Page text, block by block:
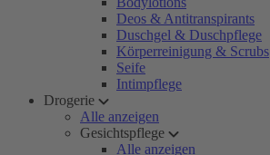
Deos & Antitranspirants
Duschgel & Duschpflege
Körperreinigung & Scrubs
Seife
Intimpflege
Drogerie
Alle anzeigen
Gesichtspflege
Alle anzeigen